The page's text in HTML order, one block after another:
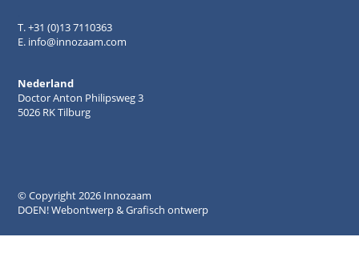
T. +31 (0)13 7110363
E. info@innozaam.com
Nederland
Doctor Anton Philipsweg 3
5026 RK Tilburg
© Copyright2026 Innozaam
DOEN! Webontwerp & Grafisch ontwerp